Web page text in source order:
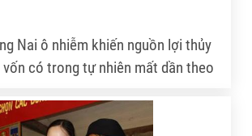
Nai ô nhiễm khiến nguồn lợi thủy
vốn có trong tự nhiên mất dần theo
nạn cá chết hàng loạt liên tục tái